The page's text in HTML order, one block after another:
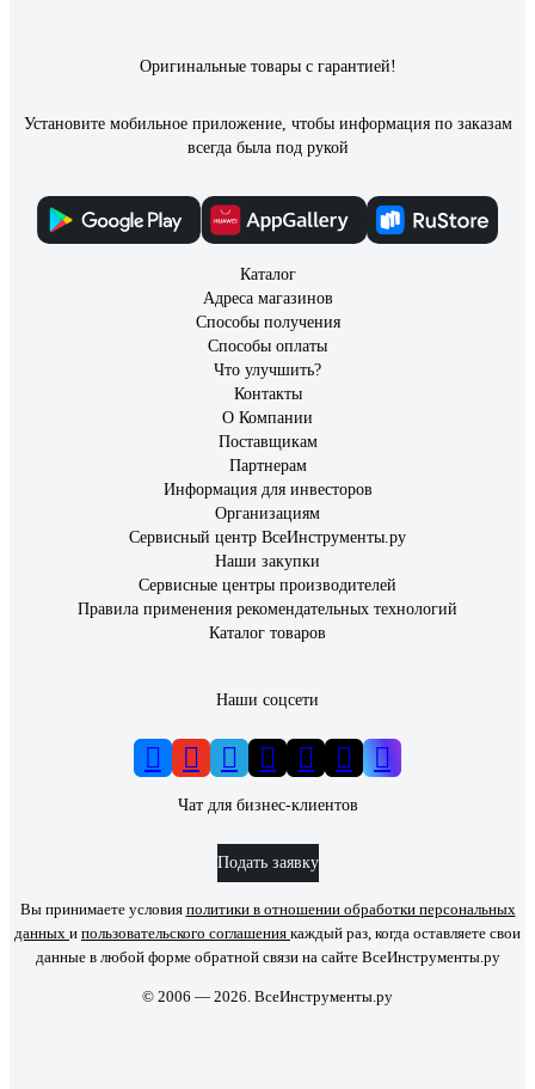
Оригинальные товары с гарантией!
Установите мобильное приложение, чтобы информация по заказам
всегда была под рукой
Каталог
Адреса магазинов
Способы получения
Способы оплаты
Что улучшить?
Контакты
О Компании
Поставщикам
Партнерам
Информация для инвесторов
Организациям
Сервисный центр ВсеИнструменты.ру
Наши закупки
Сервисные центры производителей
Правила применения рекомендательных технологий
Каталог товаров
Наши соцсети
Чат для бизнес-клиентов
Подать заявку
Вы принимаете условия политики в отношении обработки персональных
данных и пользовательского соглашения каждый раз, когда оставляете свои
данные в любой форме обратной связи на сайте ВсеИнструменты.ру
© 2006 — 2026. ВсеИнструменты.ру